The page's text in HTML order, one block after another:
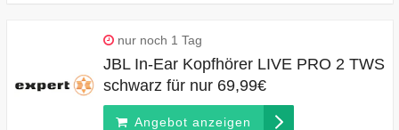
nur noch 1 Tag
JBL In-Ear Kopfhörer LIVE PRO 2 TWS
schwarz für nur 69,99€
Angebot anzeigen